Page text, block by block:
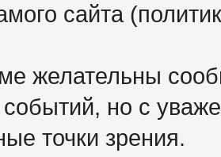
сайта
желательны
но с
точки зрения.